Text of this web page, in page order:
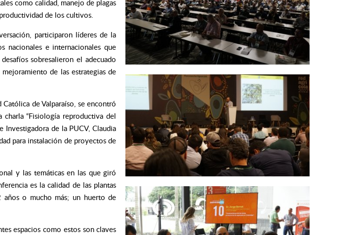
como calidad, manejo de plagas
de los cultivos.
participaron líderes de la
nacionales e internacionales que
sobresalieron el adecuado
de las estrategias de
de Valparaíso, se encontró
“Fisiología reproductiva del
de la PUCV, Claudia
para instalación de proyectos de
y las temáticas en las que giró
es la calidad de las plantas
o mucho más; un huerto de
espacios como estos son claves